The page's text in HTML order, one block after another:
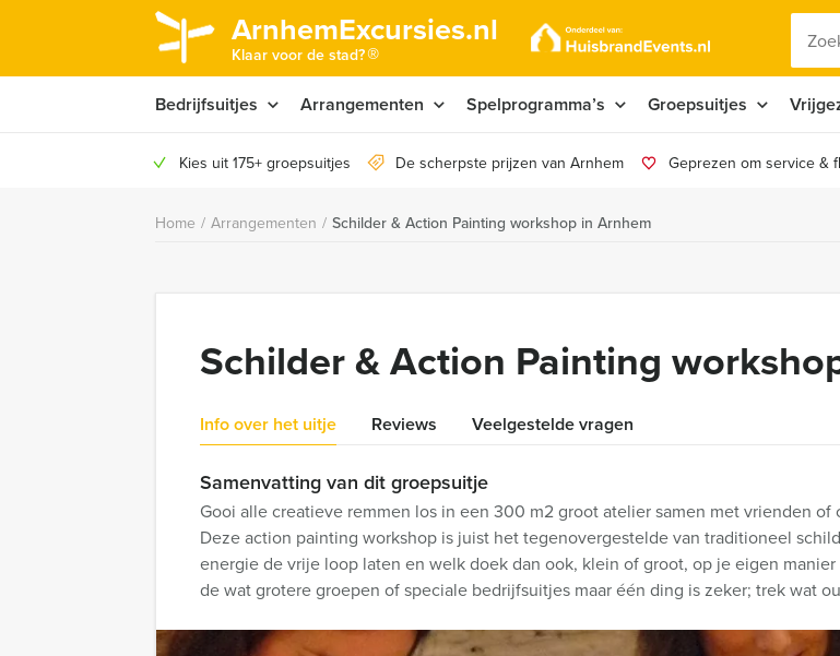
ArnhemExcursies.nl
Klaar voor de stad?®
Bedrijfsuitjes Arrangementen Spelprogramma’s Groepsuitjes
Kies uit 175+ groepsuitjes De scherpste prijzen van Arnhem Geprezen om service &
Home / Arrangementen / Schilder & Action Painting workshop in Arnhem
Schilder & Action Painting
Info over het uitje Reviews Veelgestelde vragen
Samenvatting van dit groepsuitje
Gooi alle creatieve remmen los in een 300 m2 groot atelier samen met vrienden
Deze action painting workshop is juist het tegenovergestelde van traditioneel
energie de vrije loop laten en welk doek dan ook, klein of groot, op je eigen
de wat grotere groepen of speciale bedrijfsuitjes maar één ding is zeker; trek wat